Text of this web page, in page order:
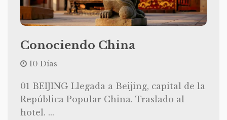
Conociendo China
10 Días
01 BEIJING Llegada a Beijing, capital de la
República Popular China. Traslado al
hotel. ...